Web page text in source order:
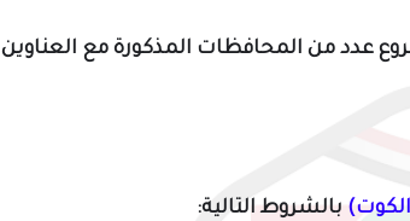
عدد من المحافظات المذكورة مع العناوين
الكوت) بالشروط التالية: